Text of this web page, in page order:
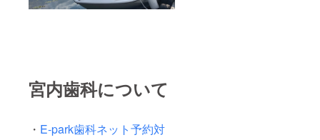
宮内歯科について
・ E-park歯科ネット予約対